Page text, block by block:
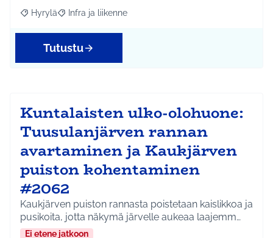
Rajaa tulokset aihepiirin mukaan: Hyrylä
Hyrylä Rajaa tulokset teeman mukaan: Infra ja liikenne
Infra ja liikenne
Tutustu
Kuntalaisten ulko-olohuone:
Tuusulanjärven rannan
avartaminen ja Kaukjärven
puiston kohentaminen
#2062
Kaukjärven puiston rannasta poistetaan kaislikkoa ja
pusikoita, jotta näkymä järvelle aukeaa laajemm…
Ei etene jatkoon